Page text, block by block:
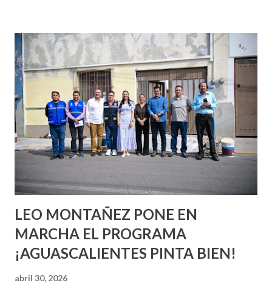
conoces ni la mitad de lo que deberías saber. Pero incluso
quienes ya han tenido relaciones sexuales no son expertos
o expertas en el tema. Siempre hay algo nuevo que
aprender y nuevas experiencias que conocer. Si eres una
chica y aún no has tenido relaciones sexuales, tal vez
pienses que el sexo será increíble y no puedas esperar para
experimentarlo, pero como cualquier persona con
experiencia te dirá, siempre es mejor cuando ambas partes
son suficientemen...
LEO MONTAÑEZ PONE EN
MARCHA EL PROGRAMA
¡AGUASCALIENTES PINTA BIEN!
abril 30, 2026